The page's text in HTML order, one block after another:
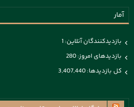
آمار
بازدیدکنندگان آنلاین:1
بازدیدهای امروز:280
کل بازدیدها:3,407,440